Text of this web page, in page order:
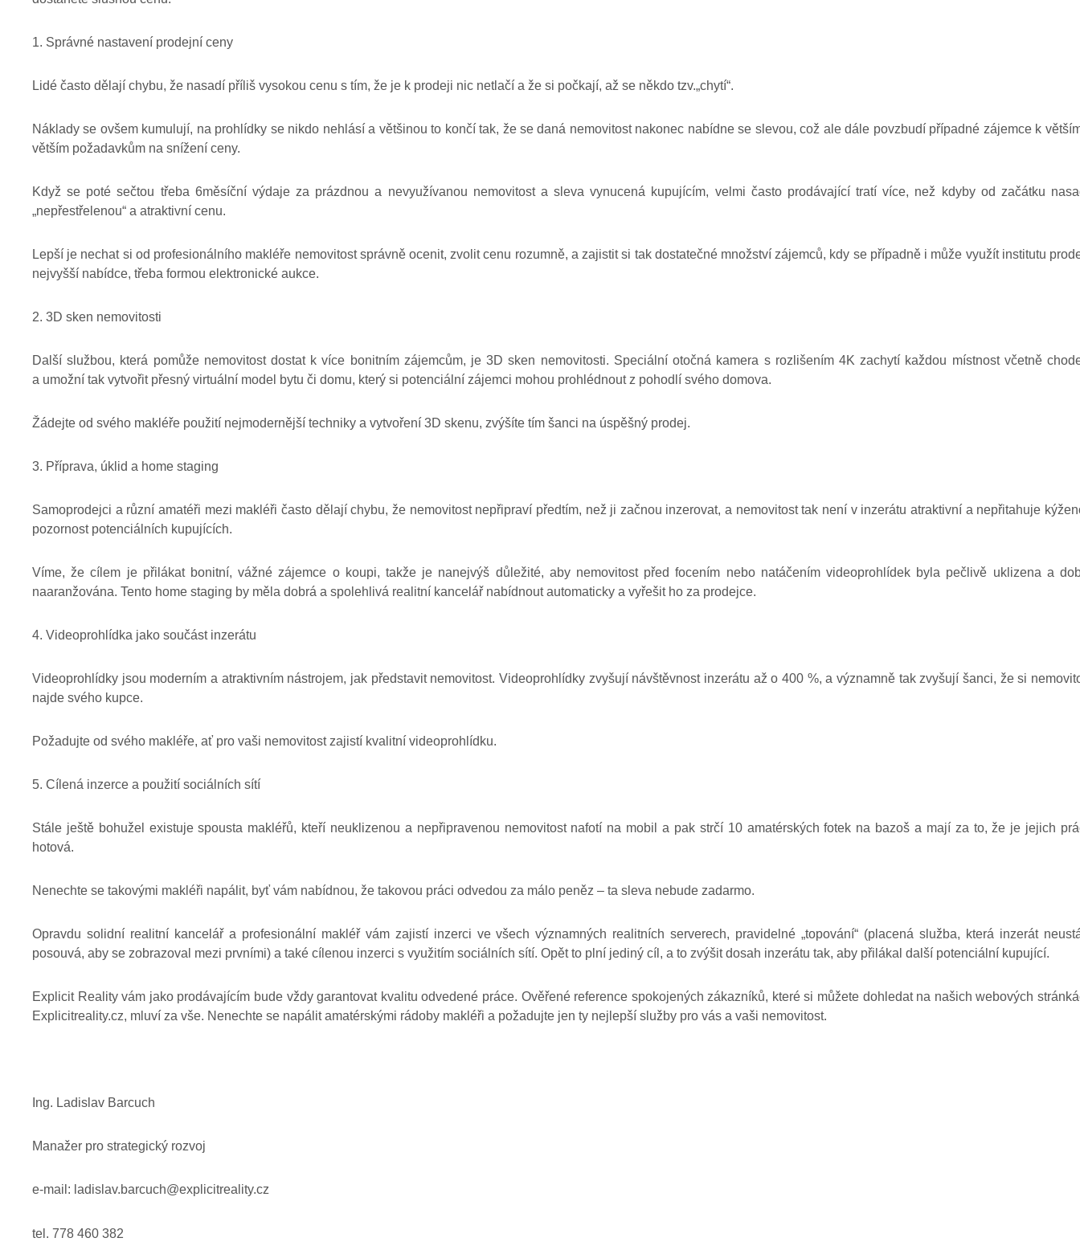
1. Správné nastavení prodejní ceny
Lidé často dělají chybu, že nasadí příliš vysokou cenu s tím, že je k prodeji nic netlačí a že si počkají, až se někdo tzv.„chytí“.
Náklady se ovšem kumulují, na prohlídky se nikdo nehlásí a většinou to končí tak, že se daná nemovitost nakonec nabídne se slevou, což ale dále povzbudí případné zájemce k
větším požadavkům na snížení ceny.
Když se poté sečtou třeba 6měsíční výdaje za prázdnou a nevyužívanou nemovitost a sleva vynucená kupujícím, velmi často prodávající tratí více, než kdyby od začátku
„nepřestřelenou“ a atraktivní cenu.
Lepší je nechat si od profesionálního makléře nemovitost správně ocenit, zvolit cenu rozumně, a zajistit si tak dostatečné množství zájemců, kdy se případně i může využít institutu
nejvyšší nabídce, třeba formou elektronické aukce.
2. 3D sken nemovitosti
Další službou, která pomůže nemovitost dostat k více bonitním zájemcům, je 3D sken nemovitosti. Speciální otočná kamera s rozlišením 4K zachytí každou místnost včetně
a umožní tak vytvořit přesný virtuální model bytu či domu, který si potenciální zájemci mohou prohlédnout z pohodlí svého domova.
Žádejte od svého makléře použití nejmodernější techniky a vytvoření 3D skenu, zvýšíte tím šanci na úspěšný prodej.
3. Příprava, úklid a home staging
Samoprodejci a různí amatéři mezi makléři často dělají chybu, že nemovitost nepřipraví předtím, než ji začnou inzerovat, a nemovitost tak není v inzerátu atraktivní a nepřitahuje
pozornost potenciálních kupujících.
Víme, že cílem je přilákat bonitní, vážné zájemce o koupi, takže je nanejvýš důležité, aby nemovitost před focením nebo natáčením videoprohlídek byla pečlivě uklizena a
naaranžována. Tento home staging by měla dobrá a spolehlivá realitní kancelář nabídnout automaticky a vyřešit ho za prodejce.
4. Videoprohlídka jako součást inzerátu
Videoprohlídky jsou moderním a atraktivním nástrojem, jak představit nemovitost. Videoprohlídky zvyšují návštěvnost inzerátu až o 400 %, a významně tak zvyšují šanci, že si
najde svého kupce.
Požadujte od svého makléře, ať pro vaši nemovitost zajistí kvalitní videoprohlídku.
5. Cílená inzerce a použití sociálních sítí
Stále ještě bohužel existuje spousta makléřů, kteří neuklizenou a nepřipravenou nemovitost nafotí na mobil a pak strčí 10 amatérských fotek na bazoš a mají za to, že je jejich
hotová.
Nenechte se takovými makléři napálit, byť vám nabídnou, že takovou práci odvedou za málo peněz – ta sleva nebude zadarmo.
Opravdu solidní realitní kancelář a profesionální makléř vám zajistí inzerci ve všech významných realitních serverech, pravidelné „topování“ (placená služba, která inzerát
posouvá, aby se zobrazoval mezi prvními) a také cílenou inzerci s využitím sociálních sítí. Opět to plní jediný cíl, a to zvýšit dosah inzerátu tak, aby přilákal další potenciální kupující.
Explicit Reality vám jako prodávajícím bude vždy garantovat kvalitu odvedené práce. Ověřené reference spokojených zákazníků, které si můžete dohledat na našich webových
Explicitreality.cz, mluví za vše. Nenechte se napálit amatérskými rádoby makléři a požadujte jen ty nejlepší služby pro vás a vaši nemovitost.
Ing. Ladislav Barcuch
Manažer pro strategický rozvoj
e-mail: ladislav.barcuch@explicitreality.cz
tel. 778 460 382